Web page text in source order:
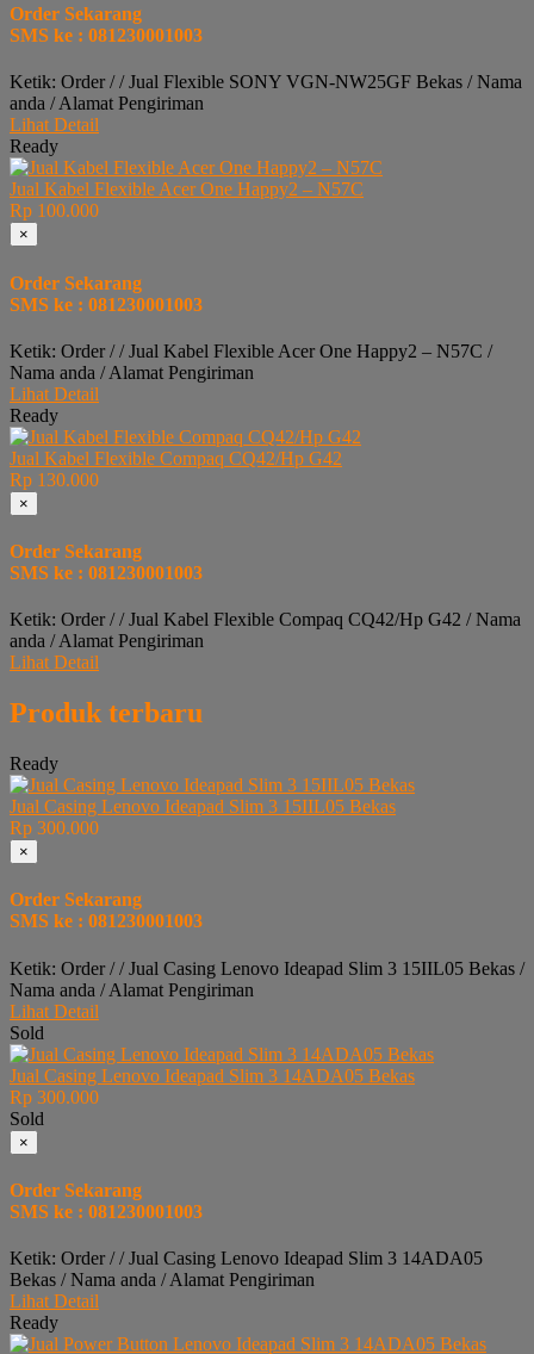
Order Sekarang
SMS ke : 081230001003
Ketik: Order / / Jual Flexible SONY VGN-NW25GF Bekas / Nama
anda / Alamat Pengiriman
Lihat Detail
Ready
Jual Kabel Flexible Acer One Happy2 – N57C
Rp 100.000
×
Order Sekarang
SMS ke : 081230001003
Ketik: Order / / Jual Kabel Flexible Acer One Happy2 – N57C /
Nama anda / Alamat Pengiriman
Lihat Detail
Ready
Jual Kabel Flexible Compaq CQ42/Hp G42
Rp 130.000
×
Order Sekarang
SMS ke : 081230001003
Ketik: Order / / Jual Kabel Flexible Compaq CQ42/Hp G42 / Nama
anda / Alamat Pengiriman
Lihat Detail
Produk terbaru
Ready
Jual Casing Lenovo Ideapad Slim 3 15IIL05 Bekas
Rp 300.000
×
Order Sekarang
SMS ke : 081230001003
Ketik: Order / / Jual Casing Lenovo Ideapad Slim 3 15IIL05 Bekas /
Nama anda / Alamat Pengiriman
Lihat Detail
Sold
Jual Casing Lenovo Ideapad Slim 3 14ADA05 Bekas
Rp 300.000
Sold
×
Order Sekarang
SMS ke : 081230001003
Ketik: Order / / Jual Casing Lenovo Ideapad Slim 3 14ADA05
Bekas / Nama anda / Alamat Pengiriman
Lihat Detail
Ready